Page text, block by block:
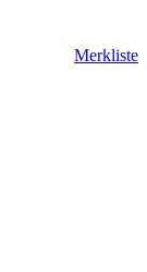
Merkliste